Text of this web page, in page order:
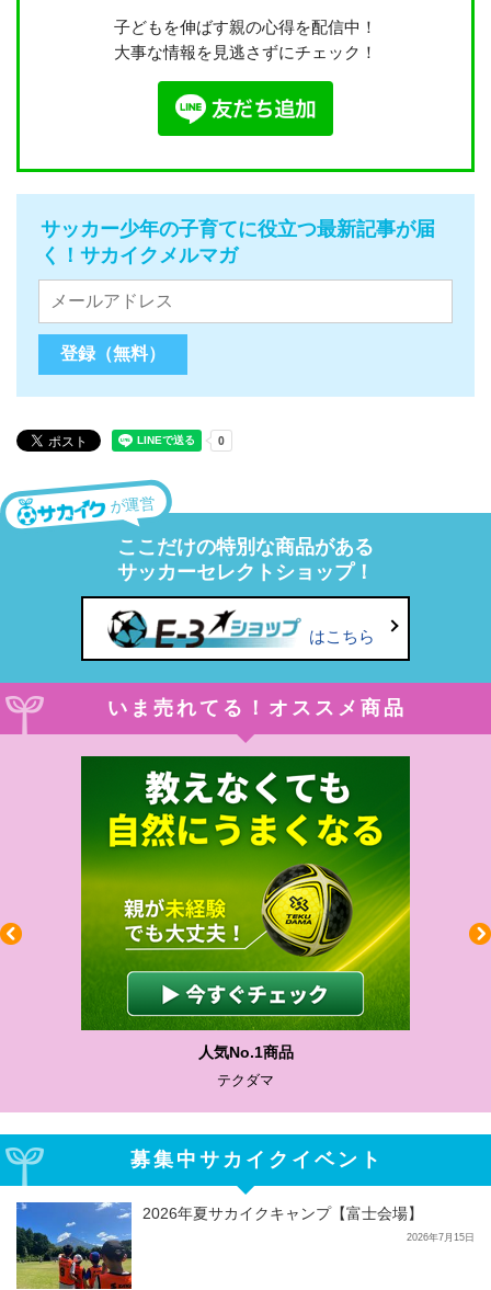
子どもを伸ばす親の心得を配信中！
大事な情報を見逃さずにチェック！
サッカー少年の子育てに役立つ最新記事が届
く！サカイクメルマガ
が運営
ここだけの特別な商品がある
サッカーセレクトショップ！
はこちら
いま売れてる！オススメ商品
人気No.1商品
テクダマ
募集中サカイクイベント
2026年夏サカイクキャンプ【富士会場】
2026年7月15日